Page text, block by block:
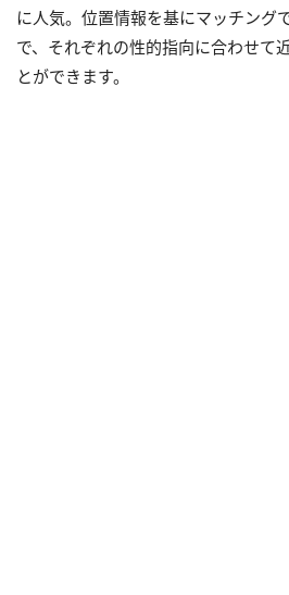
に人気。位置情報を基にマッチング
で、それぞれの性的指向に合わせて
とができます。